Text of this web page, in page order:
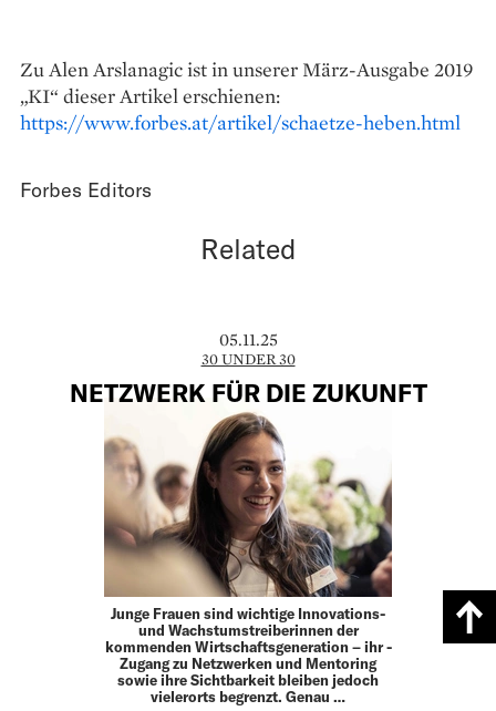
Zu Alen Arslanagic ist in unserer März-Ausgabe 2019
„KI“ dieser Artikel erschienen:
https://www.forbes.at/artikel/schaetze-heben.html
Forbes Editors
Related
05.11.25
30 UNDER 30
NETZWERK FÜR DIE ZUKUNFT
Junge Frauen sind wichtige Innovations-
und Wachstums­treiberinnen der
kommenden Wirtschafts­generation – ihr ­
Zugang zu Netzwerken und Mentoring
sowie ihre Sichtbarkeit bleiben jedoch
vielerorts begrenzt. Genau …